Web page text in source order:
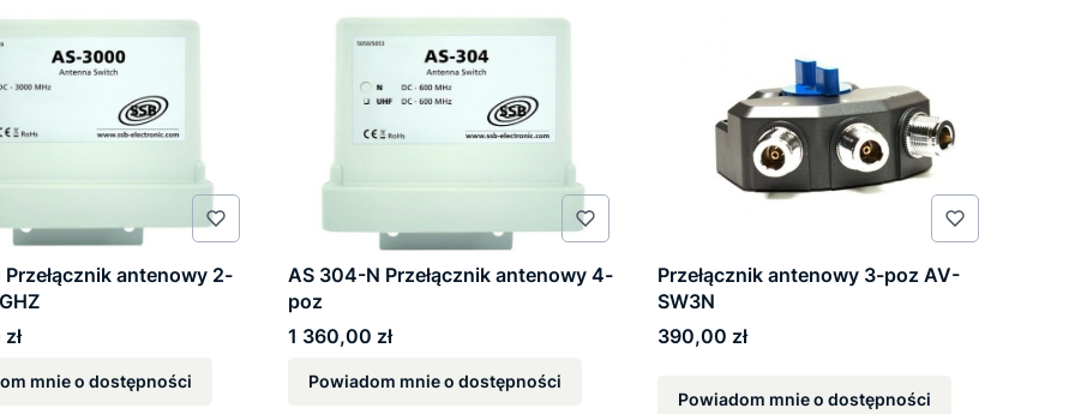
antenowy 2-
mnie o dostępności
AS 304-N Przełącznik antenowy 4-
poz
Cena
1 360,00 zł
Powiadom mnie o dostępności
Przełącznik antenowy 3-poz AV-
SW3N
Cena
390,00 zł
Powiadom mnie o dostępności